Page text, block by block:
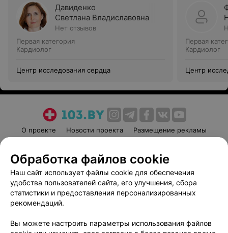
Давиденко
Светлана Владиславовна
Нет отзывов
Первая категория
Кардиолог
Центр исследования сердца
Первая
Кардиолог
Центр
О проекте Новости проекта
Размещение рекламы
Пользовательское соглашение
Способы оплаты
Вакансии
Партнеры
Написать руководителю 103.by
Обработка персональных данных
Обработка файлов cookie
Наш сайт использует файлы cookie для обеспечения
удобства пользователей сайта, его улучшения, сбора
статистики и предоставления персонализированных
рекомендаций.
Вы можете настроить параметры использования файлов